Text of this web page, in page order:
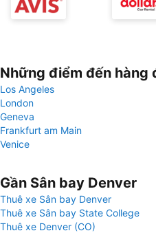
Những điểm đến hàng
Los Angeles
London
Geneva
Frankfurt am Main
Venice
Gần Sân bay
Thuê xe Sân bay Denver
Thuê xe Sân bay State College
Thuê xe Denver (CO)